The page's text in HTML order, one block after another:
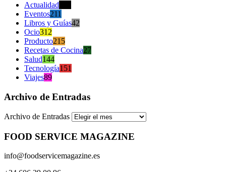
Actualidad
Eventos211
Libros y Guías42
Ocio312
Producto215
Recetas de Cocina27
Salud144
Tecnología151
Viajes89
Archivo de Entradas
Archivo de Entradas
FOOD SERVICE MAGAZINE
info@foodservicemagazine.es